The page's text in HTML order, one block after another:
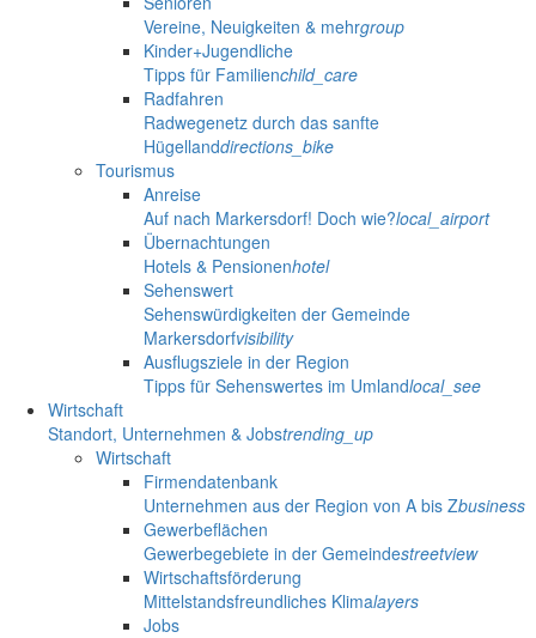
Vereine, Neuigkeiten & mehrgroup
Kinder+Jugendliche
Tipps für Familienchild_care
Radfahren
Radwegenetz durch das sanfte
Hügellanddirections_bike
Tourismus
Anreise
Auf nach Markersdorf! Doch wie?local_airport
Übernachtungen
Hotels & Pensionenhotel
Sehenswert
Sehenswürdigkeiten der Gemeinde
Markersdorfvisibility
Ausflugsziele in der Region
Tipps für Sehenswertes im Umlandlocal_see
Wirtschaft
Standort, Unternehmen & Jobstrending_up
Wirtschaft
Firmendatenbank
Unternehmen aus der Region von A bis Zbusiness
Gewerbeflächen
Gewerbegebiete in der Gemeindestreetview
Wirtschaftsförderung
Mittelstandsfreundliches Klimalayers
Jobs